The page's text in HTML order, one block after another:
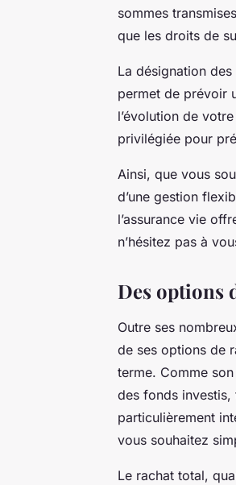
sommes
que les droits de
La désignation
permet de prévoir
l’évolution de
privilégiée pour
Ainsi, que vous
d’une gestion
l’assurance vie
n’hésitez pas à
Des options
Outre ses
de ses options de
terme. Comme
des fonds
particulièrement
vous souhaitez
Le rachat total,